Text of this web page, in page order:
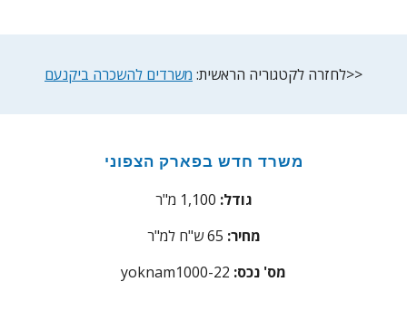
לחזרה לקטגוריה הראשית: משרדים להשכרה ביקנעם >>
משרד חדש בפארק הצפוני
גודל: 1,100 מ"ר
מחיר: 65ש"ח למ"ר
yoknam1000-22 :מס' נכס